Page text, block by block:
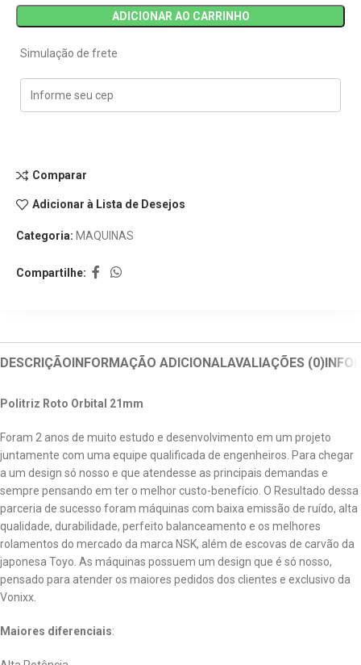
ADICIONAR AO CARRINHO
Simulação de frete
Comparar
Adicionar à Lista de Desejos
Categoria: MAQUINAS
Compartilhe:
DESCRIÇÃOINFORMAÇÃO ADICIONALAVALIAÇÕES (0)
Politriz Roto Orbital 21mm
Foram 2 anos de muito estudo e desenvolvimento em um projeto
juntamente com uma equipe qualificada de engenheiros. Para chegar
a um design só nosso e que atendesse as principais demandas e
sempre pensando em ter o melhor custo-benefício. O Resultado dessa
parceria de sucesso foram máquinas com baixa emissão de ruído, alta
qualidade, durabilidade, perfeito balanceamento e os melhores
rolamentos do mercado da marca NSK, além de escovas de carvão da
japonesa Toyo. As máquinas possuem um design que é só nosso,
pensado para atender os maiores pedidos dos clientes e exclusivo da
Vonixx.
Maiores diferenciais: